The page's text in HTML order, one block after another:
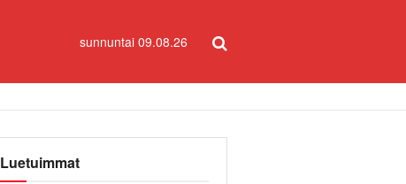
sunnuntai 09.08.26
Luetuimmat